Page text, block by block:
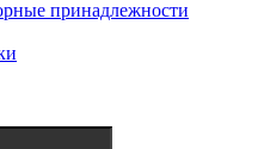
принадлежности